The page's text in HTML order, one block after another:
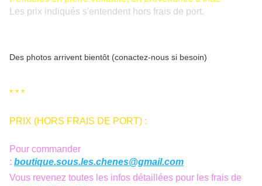
Les prix indiqués s'entendent hors frais de port.
Des photos arrivent bientôt (conactez-nous si besoin)
* * *
PRIX (HORS FRAIS DE PORT) :
Pour commander
: boutique.sous.les.chenes@gmail.com
Vous revenez toutes les infos détaillées pour les frais de